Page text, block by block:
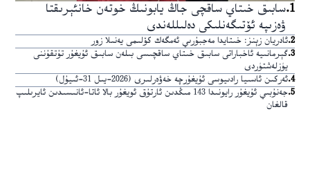
1
.سابىق خىتاي ساقچى جاڭ يابونىڭ خوتەن خانئېرىقتا
ۋەزىپە ئۆتىگەنلىكى دەلىللەندى
2
.ئادريان زېنز: خىتايدا مەجبۇرىي ئەمگەك كۆلىمى يەنىلا زور
3
.گېرمانىيە ئاخباراتى سابىق خىتاي ساقچىسى بىلەن سابىق ئۇيغۇر تۇتقۇننى
يۈزلەشتۈردى
4
.ئەركىن ئاسىيا رادىيوسى ئۇيغۇرچە خەۋەرلىرى (2026-يىل 31-ئىيۇل)
5
.
جەنۇبىي ئۇيغۇر رايونىدا 143 مىڭدىن ئارتۇق ئويغۇر بالا ئاتا-ئانىسىدىن ئايرىلىپ
قالغان